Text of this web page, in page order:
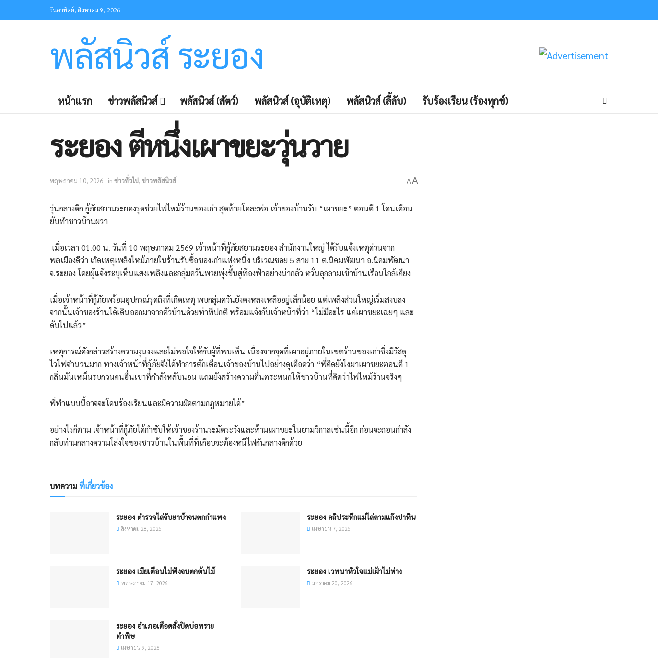
วันอาทิตย์, สิงหาคม 9, 2026
พลัสนิวส์ ระยอง
หน้าแรก ข่าวพลัสนิวส์ พลัสนิวส์ (สัตว์) พลัสนิวส์ (อุบัติเหตุ) พลัสนิวส์ (ลี้ลับ) รับร้องเรียน (ร้องทุกข์)
ระยอง ​ตีหนึ่งเผาขยะวุ่นวาย
พฤษภาคม 10, 2026 in ข่าวทั่วไป, ข่าวพลัสนิวส์ AA
​วุ่นกลางดึก กู้ภัยสยามระยองรุดช่วยไฟไหม้ร้านของเก่า สุดท้ายโอละพ่อ เจ้าของบ้านรับ “เผาขยะ” ตอนตี 1 โดนเตือน
ยับทำชาวบ้านผวา
​ เมื่อเวลา 01.00 น. วันที่ 10 พฤษภาคม 2569 เจ้าหน้าที่กู้ภัยสยามระยอง สำนักงานใหญ่ ได้รับแจ้งเหตุด่วนจาก
พลเมืองดีว่า เกิดเหตุเพลิงไหม้ภายในร้านรับซื้อของเก่าแห่งหนึ่ง บริเวณซอย 5 สาย 11 ต.นิคมพัฒนา อ.นิคมพัฒนา
จ.ระยอง โดยผู้แจ้งระบุเห็นแสงเพลิงและกลุ่มควันพวยพุ่งขึ้นสู่ท้องฟ้าอย่างน่ากลัว หวั่นลุกลามเข้าบ้านเรือนใกล้เคียง
​เมื่อเจ้าหน้าที่กู้ภัยพร้อมอุปกรณ์รุดถึงที่เกิดเหตุ พบกลุ่มควันยังคงหลงเหลืออยู่เล็กน้อย แต่เพลิงส่วนใหญ่เริ่มสงบลง
จากนั้นเจ้าของร้านได้เดินออกมาจากตัวบ้านด้วยท่าทีปกติ พร้อมแจ้งกับเจ้าหน้าที่ว่า “ไม่มีอะไร แค่เผาขยะเฉยๆ และ
ดับไปแล้ว”
​เหตุการณ์ดังกล่าวสร้างความงุนงงและไม่พอใจให้กับผู้ที่พบเห็น เนื่องจากจุดที่เผาอยู่ภายในเขตร้านของเก่าซึ่งมีวัสดุ
ไวไฟจำนวนมาก ทางเจ้าหน้าที่กู้ภัยจึงได้ทำการตักเตือนเจ้าของบ้านไปอย่างดุเดือดว่า “พี่คิดยังไงมาเผาขยะตอนตี 1
กลิ่นมันเหม็นรบกวนคนอื่นเขาที่กำลังหลับนอน แถมยังสร้างความตื่นตระหนกให้ชาวบ้านที่คิดว่าไฟไหม้ร้านจริงๆ
พี่ทำแบบนี้อาจจะโดนร้องเรียนและมีความผิดตามกฎหมายได้”
​อย่างไรก็ตาม เจ้าหน้าที่กู้ภัยได้กำชับให้เจ้าของร้านระมัดระวังและห้ามเผาขยะในยามวิกาลเช่นนี้อีก ก่อนจะถอนกำลัง
กลับท่ามกลางความโล่งใจของชาวบ้านในพื้นที่ที่เกือบจะต้องหนีไฟกันกลางดึกด้วย
บทความที่เกี่ยวข้อง
ระยอง ตำรวจไล่จับยาบ้าจนตกกำแพง
สิงหาคม 28, 2025
ระยอง คลิประทึกแม่ไล่ตามแก๊งปาหิน
เมษายน 7, 2025
ระยอง เมียเตือนไม่ฟังจนตกต้นไม้​
พฤษภาคม 17, 2026
ระยอง เวทนาหัวใจแม่เฝ้าไม่ห่าง
มกราคม 20, 2026
ระยอง ​อำเภอเดือดสั่งปิดบ่อทราย
ทำพิษ
เมษายน 9, 2026